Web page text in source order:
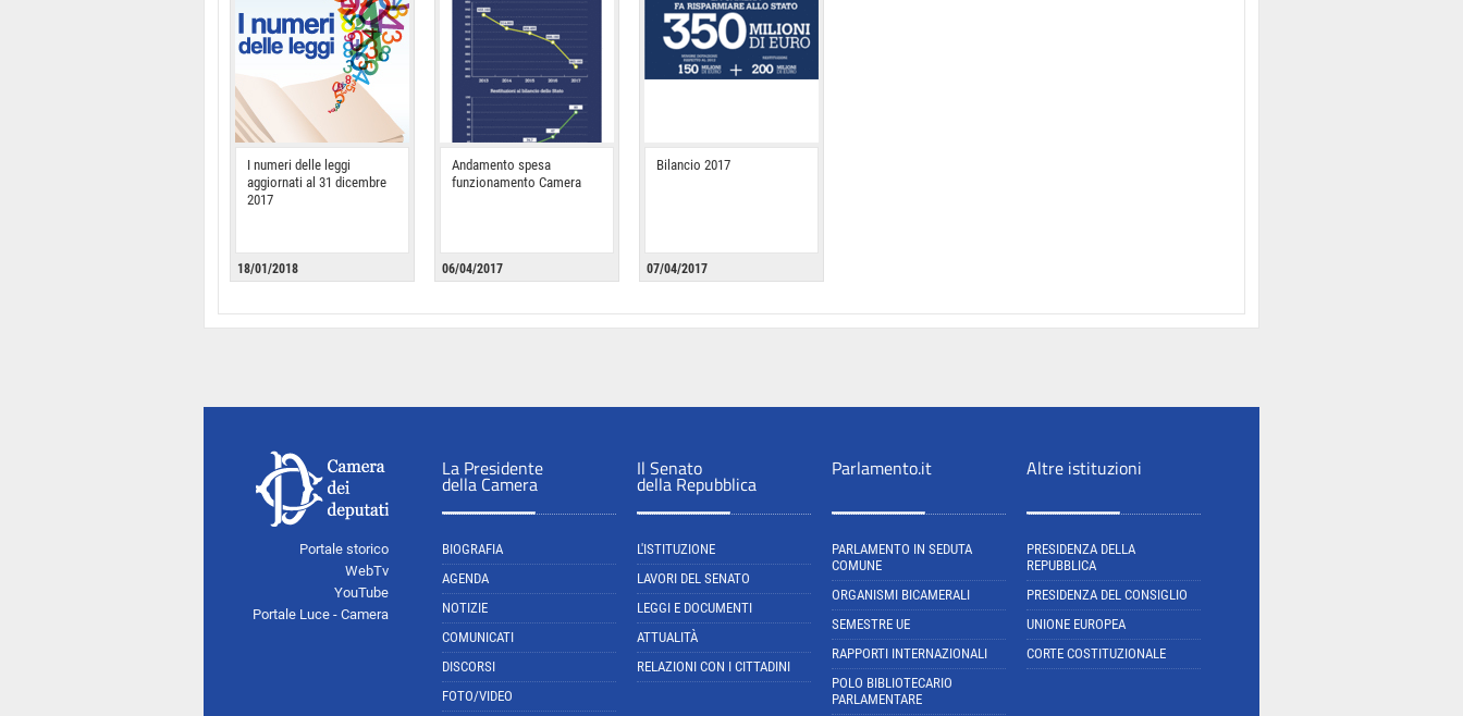
I numeri delle leggi
aggiornati al 31 dicembre
2017
18/01/2018
Andamento spesa
funzionamento Camera
06/04/2017
Bilancio 2017
07/04/2017
Portale storico
WebTv
YouTube
Portale Luce - Camera
La Presidente
della Camera
BIOGRAFIA
AGENDA
NOTIZIE
COMUNICATI
DISCORSI
FOTO/VIDEO
Il Senato
della Repubblica
L'ISTITUZIONE
LAVORI DEL SENATO
LEGGI E DOCUMENTI
ATTUALITÀ
RELAZIONI CON I CITTADINI
Parlamento.it
PARLAMENTO IN SEDUTA
COMUNE
ORGANISMI BICAMERALI
SEMESTRE UE
RAPPORTI INTERNAZIONALI
POLO BIBLIOTECARIO
PARLAMENTARE
Altre istituzioni
PRESIDENZA DELLA
REPUBBLICA
PRESIDENZA DEL CONSIGLIO
UNIONE EUROPEA
CORTE COSTITUZIONALE